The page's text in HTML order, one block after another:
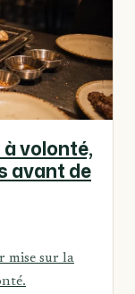
volonté,
avant de
mise sur la